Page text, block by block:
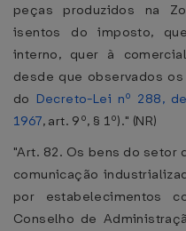
peças produzidos na
isentos do imposto,
interno, quer à
desde que observados
do Decreto-Lei nº 288,
1967, art. 9º, § 1º)." (NR)
"Art. 82. Os bens do setor
comunicação
por estabelecimentos
Conselho de